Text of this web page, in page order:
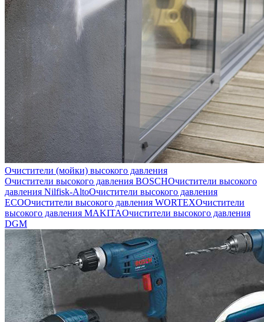
Очистители (мойки) высокого давления
Очистители высокого давления BOSCHОчистители высокого
давления Nilfisk-AltoОчистители высокого давления
ECOОчистители высокого давления WORTEXОчистители
высокого давления MAKITAОчистители высокого давления
DGM